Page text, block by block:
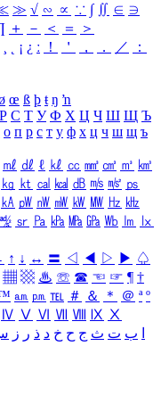
≫ √ ∽ ∝ ∵ ∫ ∬ ∈ ∋
＋ － ＜ ＝
＞
¸ ¡ ¿ ː ！ ＇ ， ． ／
：
œ ß þ ŧ ŋ ŉ
Р С Т У Ф Х Ц Ч Ш Щ Ъ
о п р с т у ф х ц ч ш щ ъ
㎖ ㎗ ℓ ㎘ ㏄ ㎣ ㎤ ㎥ ㎦
㎏ ㏏ ㎈ ㎉ ㏈ ㎧ ㎨ ㎰
㎄ ㎺ ㎻ ㎽ ㎾ ㎿ ㎐ ㎑
㏛ ㎩ ㎪ ㎫ ㎬ ㏝ ㏐
㏓
↑ ↓ ↔ 〓 ◁ ◀ ▷ ▶ ♤
▦ ▩ ♨ ☏ ☎ ☜ ☞ ¶ †
㏂ ㏘ ℡ ＃ ＆ ＊ ＠ ª º
Ⅳ Ⅴ Ⅵ Ⅶ Ⅷ Ⅸ Ⅹ
ب ت ث ج ح خ د ذ ر ز